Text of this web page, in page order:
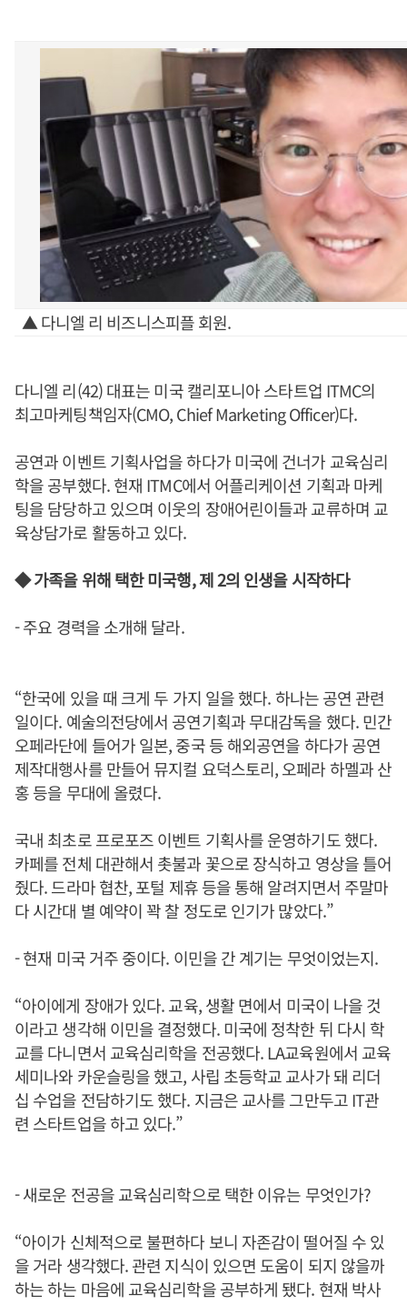
▲ 다니엘 리 비즈니스피플 회원.
다니엘 리(42) 대표는 미국 캘리포니아 스타트업 ITMC의
최고마케팅책임자(CMO, Chief Marketing Officer)다.
공연과 이벤트 기획사업을 하다가 미국에 건너가 교육심리
학을 공부했다. 현재 ITMC에서 어플리케이션 기획과 마케
팅을 담당하고 있으며 이웃의 장애어린이들과 교류하며 교
육상담가로 활동하고 있다.
◆ 가족을 위해 택한 미국행, 제 2의 인생을 시작하다
- 주요 경력을 소개해 달라.
“한국에 있을 때 크게 두 가지 일을 했다. 하나는 공연 관련
일이다. 예술의전당에서 공연기획과 무대감독을 했다. 민간
오페라단에 들어가 일본, 중국 등 해외공연을 하다가 공연
제작대행사를 만들어 뮤지컬 요덕스토리, 오페라 하멜과 산
홍 등을 무대에 올렸다.
국내 최초로 프로포즈 이벤트 기획사를 운영하기도 했다.
카페를 전체 대관해서 촛불과 꽃으로 장식하고 영상을 틀어
줬다. 드라마 협찬, 포털 제휴 등을 통해 알려지면서 주말마
다 시간대 별 예약이 꽉 찰 정도로 인기가 많았다.”
- 현재 미국 거주 중이다. 이민을 간 계기는 무엇이었는지.
“아이에게 장애가 있다. 교육, 생활 면에서 미국이 나을 것
이라고 생각해 이민을 결정했다. 미국에 정착한 뒤 다시 학
교를 다니면서 교육심리학을 전공했다. LA교육원에서 교육
세미나와 카운슬링을 했고, 사립 초등학교 교사가 돼 리더
십 수업을 전담하기도 했다. 지금은 교사를 그만두고 IT관
련 스타트업을 하고 있다.”
- 새로운 전공을 교육심리학으로 택한 이유는 무엇인가?
“아이가 신체적으로 불편하다 보니 자존감이 떨어질 수 있
을 거라 생각했다. 관련 지식이 있으면 도움이 되지 않을까
하는 하는 마음에 교육심리학을 공부하게 됐다. 현재 박사